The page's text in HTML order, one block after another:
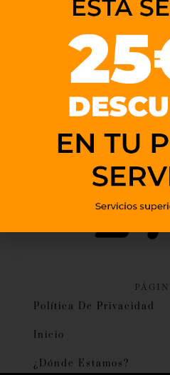
Política De Privacidad
Inicio
¿Dónde Estamos?